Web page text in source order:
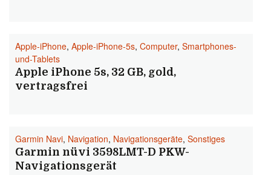
Apple-iPhone, Apple-iPhone-5s, Computer, Smartphones-
und-Tablets
Apple iPhone 5s, 32 GB, gold,
vertragsfrei
Garmin Navi, Navigation, Navigationsgeräte, Sonstiges
Garmin nüvi 3598LMT-D PKW-
Navigationsgerät